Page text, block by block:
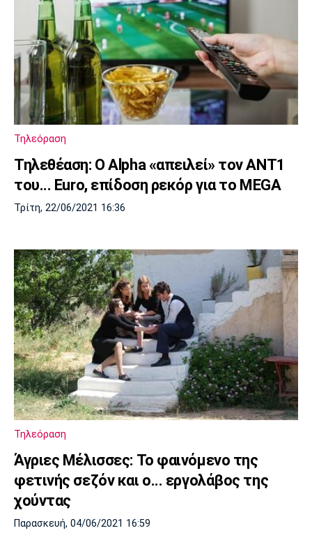
Τηλεόραση
Τηλεθέαση: Ο Alpha «απειλεί» τον ΑΝΤ1
του... Euro, επίδοση ρεκόρ για το MEGA
Τρίτη, 22/06/2021 16:36
Τηλεόραση
Άγριες Μέλισσες: Το φαινόμενο της
φετινής σεζόν και ο... εργολάβος της
χούντας
Παρασκευή, 04/06/2021 16:59